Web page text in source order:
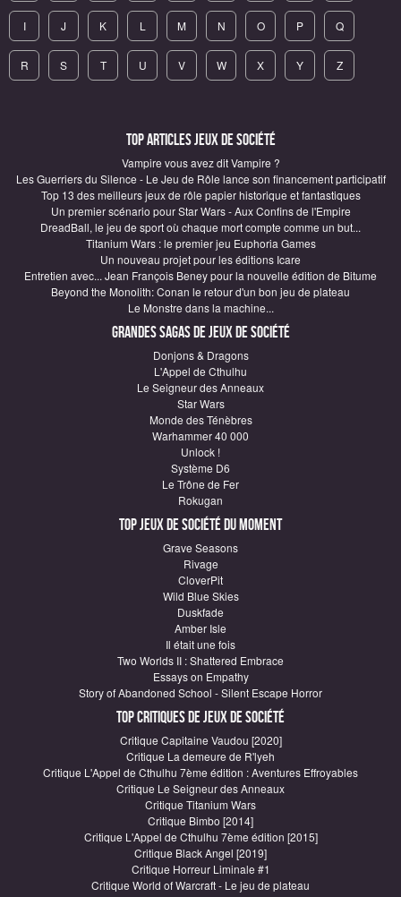
I J K L M N O P Q
R S T U V W X Y Z
Top articles Jeux de société
Vampire vous avez dit Vampire ?
Les Guerriers du Silence - Le Jeu de Rôle lance son financement participatif
Top 13 des meilleurs jeux de rôle papier historique et fantastiques
Un premier scénario pour Star Wars - Aux Confins de l'Empire
DreadBall, le jeu de sport où chaque mort compte comme un but...
Titanium Wars : le premier jeu Euphoria Games
Un nouveau projet pour les éditions Icare
Entretien avec... Jean François Beney pour la nouvelle édition de Bitume
Beyond the Monolith: Conan le retour d'un bon jeu de plateau
Le Monstre dans la machine...
Grandes sagas de Jeux de société
Donjons & Dragons
L'Appel de Cthulhu
Le Seigneur des Anneaux
Star Wars
Monde des Ténèbres
Warhammer 40 000
Unlock !
Système D6
Le Trône de Fer
Rokugan
Top Jeux de société du moment
Grave Seasons
Rivage
CloverPit
Wild Blue Skies
Duskfade
Amber Isle
Il était une fois
Two Worlds II : Shattered Embrace
Essays on Empathy
Story of Abandoned School - Silent Escape Horror
Top critiques de Jeux de société
Critique Capitaine Vaudou [2020]
Critique La demeure de R'lyeh
Critique L'Appel de Cthulhu 7ème édition : Aventures Effroyables
Critique Le Seigneur des Anneaux
Critique Titanium Wars
Critique Bimbo [2014]
Critique L'Appel de Cthulhu 7ème édition [2015]
Critique Black Angel [2019]
Critique Horreur Liminale #1
Critique World of Warcraft - Le jeu de plateau